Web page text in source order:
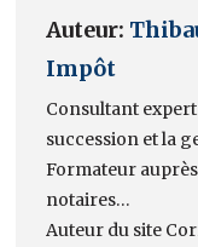
Auteur:
Impôt
Consultant
succession et la
Formateur
notaires…
Auteur du site